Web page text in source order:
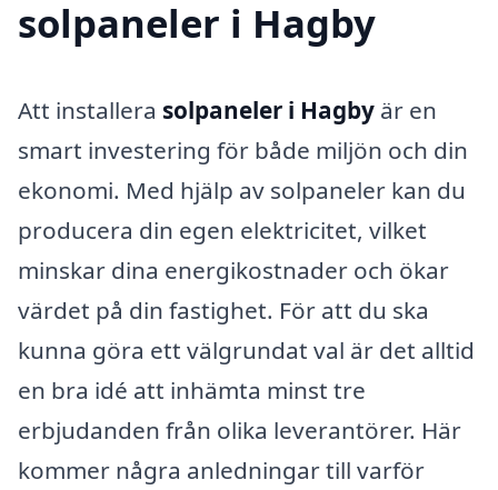
solpaneler i Hagby
Att installera solpaneler i Hagby är en
smart investering för både miljön och din
ekonomi. Med hjälp av solpaneler kan du
producera din egen elektricitet, vilket
minskar dina energikostnader och ökar
värdet på din fastighet. För att du ska
kunna göra ett välgrundat val är det alltid
en bra idé att inhämta minst tre
erbjudanden från olika leverantörer. Här
kommer några anledningar till varför